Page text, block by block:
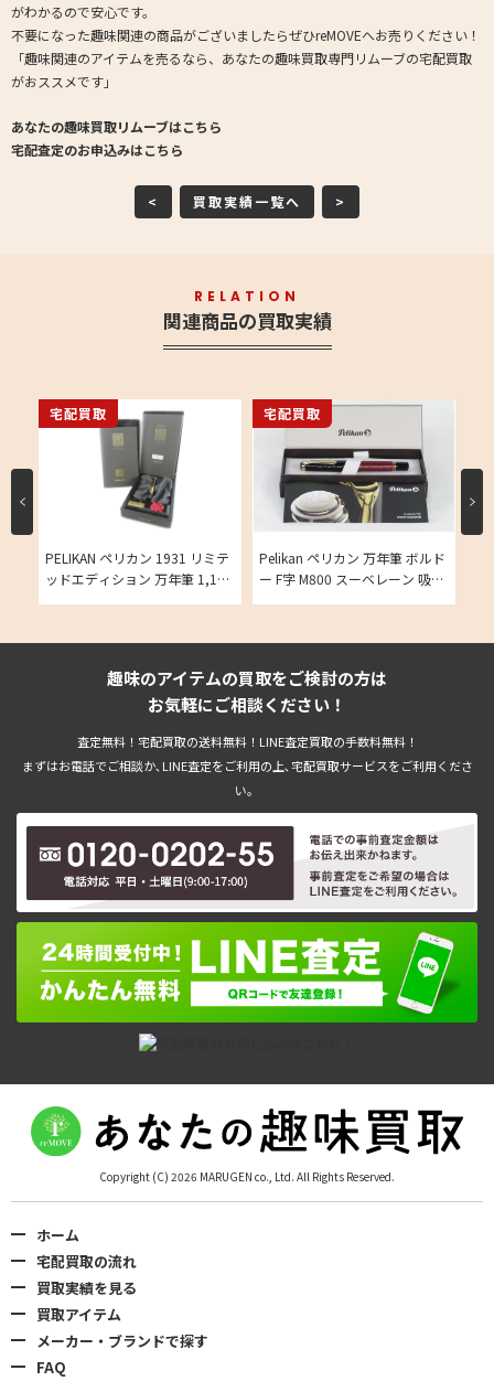
がわかるので安心です。
不要になった趣味関連の商品がございましたらぜひreMOVEへお売りください！
「趣味関連のアイテムを売るなら、あなたの趣味買取専門リムーブの宅配買取
がおススメです」
あなたの趣味買取リムーブはこちら
宅配査定のお申込みはこちら
< 買取実績一覧へ >
RELATION
関連商品の買取実績
PELIKAN ペリカン 1931 リミテ
ッドエディション 万年筆 1,100
宅配買取
Pelikan ペリカン 万年筆 ボルド
ー F字 M800 スーベレーン 吸引
宅配買取
趣味のアイテムの買取をご検討の方は
お気軽にご相談ください！
査定無料！宅配買取の送料無料！LINE査定買取の手数料無料！
まずはお電話でご相談か､LINE査定をご利用の上､宅配買取サービスをご利用くださ
い。
Copyright (C) 2026 MARUGEN co., Ltd. All Rights Reserved.
ホーム
宅配買取の流れ
買取実績を見る
買取アイテム
メーカー・ブランドで探す
FAQ